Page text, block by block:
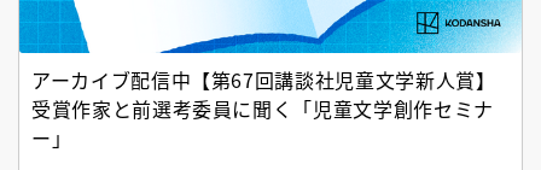
アーカイブ配信中【第67回講談社児童文学新人賞】
受賞作家と前選考委員に聞く「児童文学創作セミナ
ー」